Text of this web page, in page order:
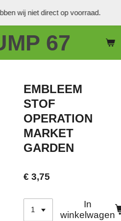
67
wij niet direct op voorraad.
EMBLEEM
STOF
OPERATION
MARKET
GARDEN
€ 3,75
In
winkelwagen